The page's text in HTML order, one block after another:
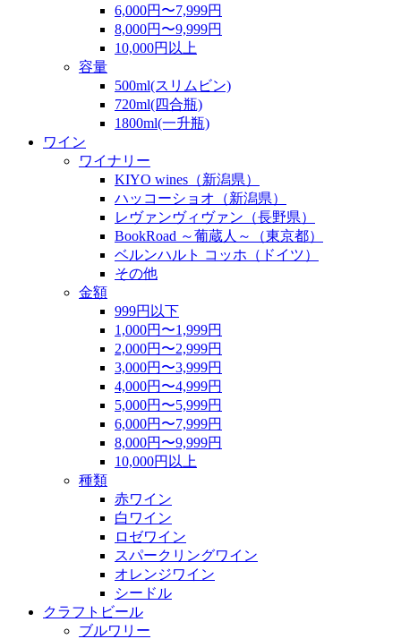
6,000円〜7,999円
8,000円〜9,999円
10,000円以上
容量
500ml(スリムビン)
720ml(四合瓶)
1800ml(一升瓶)
ワイン
ワイナリー
KIYO wines（新潟県）
ハッコーショオ（新潟県）
レヴァンヴィヴァン（長野県）
BookRoad ～葡蔵人～（東京都）
ベルンハルト コッホ（ドイツ）
その他
金額
999円以下
1,000円〜1,999円
2,000円〜2,999円
3,000円〜3,999円
4,000円〜4,999円
5,000円〜5,999円
6,000円〜7,999円
8,000円〜9,999円
10,000円以上
種類
赤ワイン
白ワイン
ロゼワイン
スパークリングワイン
オレンジワイン
シードル
クラフトビール
ブルワリー